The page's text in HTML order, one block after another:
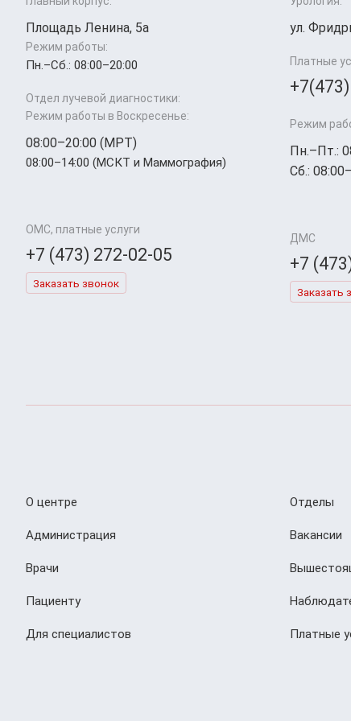
Площадь Ленина, 5а
Режим работы:
Пн.–Cб.: 08:00–20:00
Отдел лучевой диагностики:
Режим работы в Воскресенье:
08:00–20:00 (МРТ)
08:00–14:00 (МСКТ и Маммография)
ОМС, платные услуги
+7 (473) 272-02-05
Заказать звонок
ул.
Платные
Режим
Пн.–Пт.:
Сб.:
ДМС
+7
Заказать
О центре
Администрация
Врачи
Пациенту
Для специалистов
Отделы
Вакансии
Платные